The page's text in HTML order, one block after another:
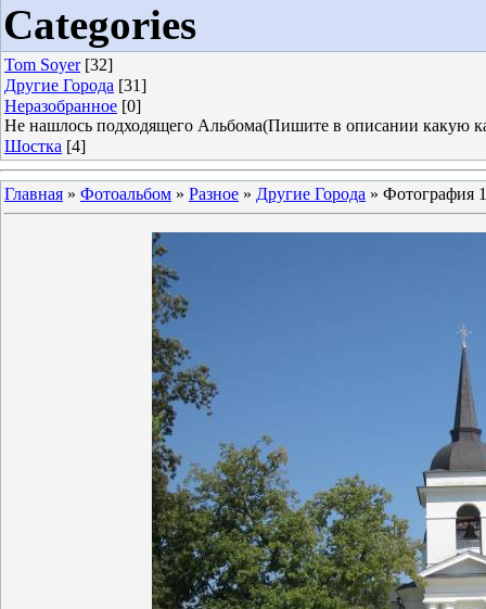
Categories
Tom Soyer [32]
Другие Города [31]
Неразобранное [0]
Не нашлось подходящего Альбома(Пишите в описании какую
Шостка [4]
Главная » Фотоальбом » Разное » Другие Города » Фотография 1